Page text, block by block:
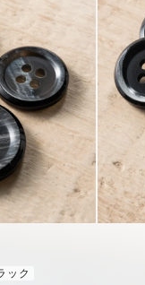
ック